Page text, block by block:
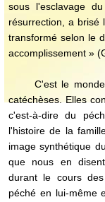
sous l'esclavage
résurrection, a brisé
transformé selon le
accomplissement »
C'est le monde
catéchèses. Elles
c'est-à-dire du
l'histoire de la
image synthétique
que nous en
durant le cours
péché en lui-même